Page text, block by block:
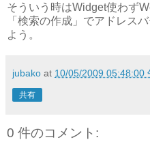
そういう時はWidget使わず
「検索の作成」でアドレス
よう。
jubako at 10/05/2009 05:48:00
共有
0 件のコメント: